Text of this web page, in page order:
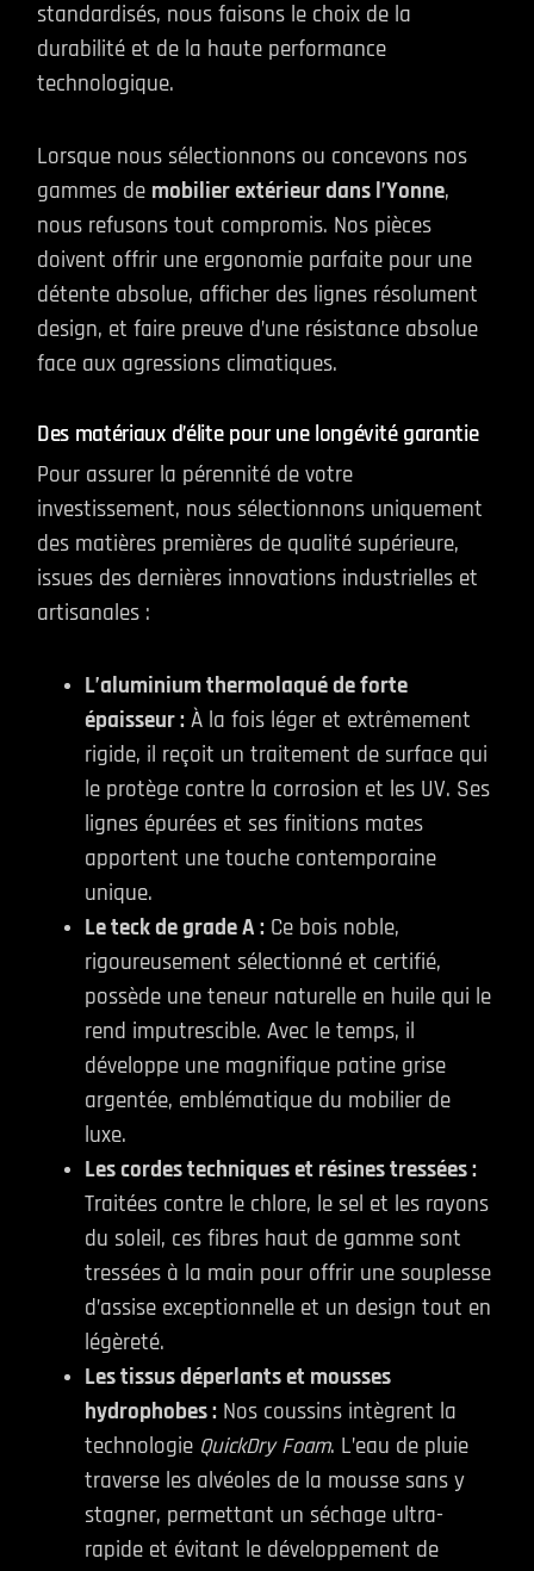
standardisés, nous faisons le choix de la
durabilité et de la haute performance
technologique.
Lorsque nous sélectionnons ou concevons nos
gammes de mobilier extérieur dans l’Yonne,
nous refusons tout compromis. Nos pièces
doivent offrir une ergonomie parfaite pour une
détente absolue, afficher des lignes résolument
design, et faire preuve d’une résistance absolue
face aux agressions climatiques.
Des matériaux d’élite pour une longévité garantie
Pour assurer la pérennité de votre
investissement, nous sélectionnons uniquement
des matières premières de qualité supérieure,
issues des dernières innovations industrielles et
artisanales :
L’aluminium thermolaqué de forte
épaisseur : À la fois léger et extrêmement
rigide, il reçoit un traitement de surface qui
le protège contre la corrosion et les UV. Ses
lignes épurées et ses finitions mates
apportent une touche contemporaine
unique.
Le teck de grade A : Ce bois noble,
rigoureusement sélectionné et certifié,
possède une teneur naturelle en huile qui le
rend imputrescible. Avec le temps, il
développe une magnifique patine grise
argentée, emblématique du mobilier de
luxe.
Les cordes techniques et résines tressées :
Traitées contre le chlore, le sel et les rayons
du soleil, ces fibres haut de gamme sont
tressées à la main pour offrir une souplesse
d’assise exceptionnelle et un design tout en
légèreté.
Les tissus déperlants et mousses
hydrophobes : Nos coussins intègrent la
technologie QuickDry Foam. L’eau de pluie
traverse les alvéoles de la mousse sans y
stagner, permettant un séchage ultra-
rapide et évitant le développement de